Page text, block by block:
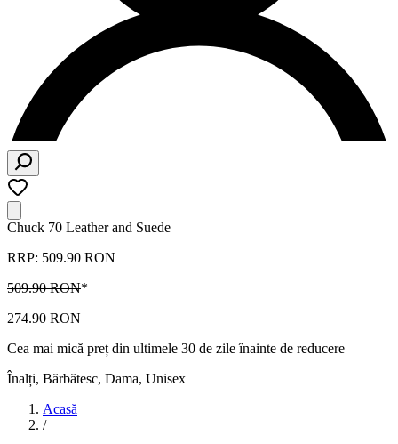
Chuck 70 Leather and Suede
RRP: 509.90 RON
509.90 RON*
274.90 RON
Cea mai mică preț din ultimele 30 de zile înainte de reducere
Înalți, Bărbătesc, Dama, Unisex
Acasă
/